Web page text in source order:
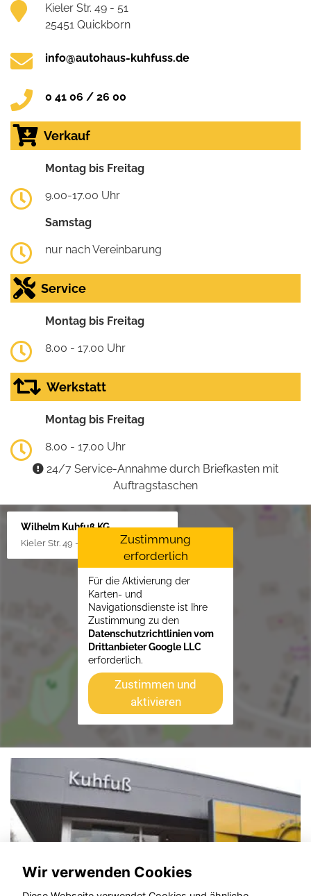
Kieler Str. 49 - 51
25451 Quickborn
info@autohaus-kuhfuss.de
0 41 06 / 26 00
Verkauf
Montag bis Freitag
9.00-17.00 Uhr
Samstag
nur nach Vereinbarung
Service
Montag bis Freitag
8.00 - 17.00 Uhr
Werkstatt
Montag bis Freitag
8.00 - 17.00 Uhr
24/7 Service-Annahme durch Briefkasten mit
Auftragstaschen
Wilhelm Kuhfuß KG
Kieler Str. 49 - 51, 25451 Quickborn
Zustimmung
erforderlich
Für die Aktivierung der
Karten- und
Navigationsdienste ist Ihre
Zustimmung zu den
Datenschutzrichtlinien vom
Drittanbieter Google LLC
erforderlich.
Zustimmen und
aktivieren
Wir verwenden Cookies